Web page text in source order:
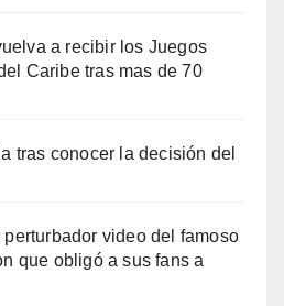
a recibir los Juegos
Caribe tras mas de 70
tras conocer la decisión del
perturbador video del famoso
que obligó a sus fans a